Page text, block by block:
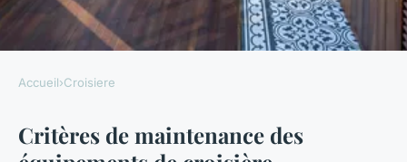
Les critères de maintenance
Accueil›Croisiere
Critères de maintenance des